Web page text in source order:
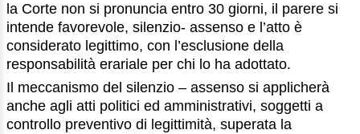
la Corte non si pronuncia entro 30 giorni, il parere si
intende favorevole, silenzio- assenso e l’atto è
considerato legittimo, con l’esclusione della
responsabilità erariale per chi lo ha adottato.
Il meccanismo del silenzio – assenso si applicherà
anche agli atti politici ed amministrativi, soggetti a
controllo preventivo di legittimità, superata la